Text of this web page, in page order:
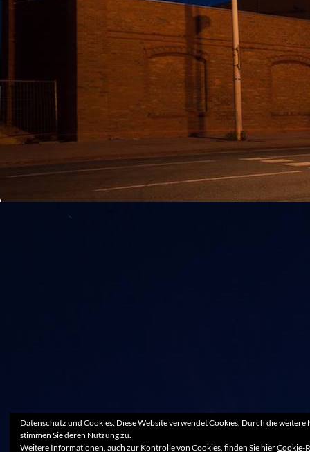
Datenschutz und Cookies: Diese Website verwendet Cookies. Durch die weitere
stimmen Sie deren Nutzung zu.
Weitere Informationen, auch zur Kontrolle von Cookies, finden Sie hierCookie-